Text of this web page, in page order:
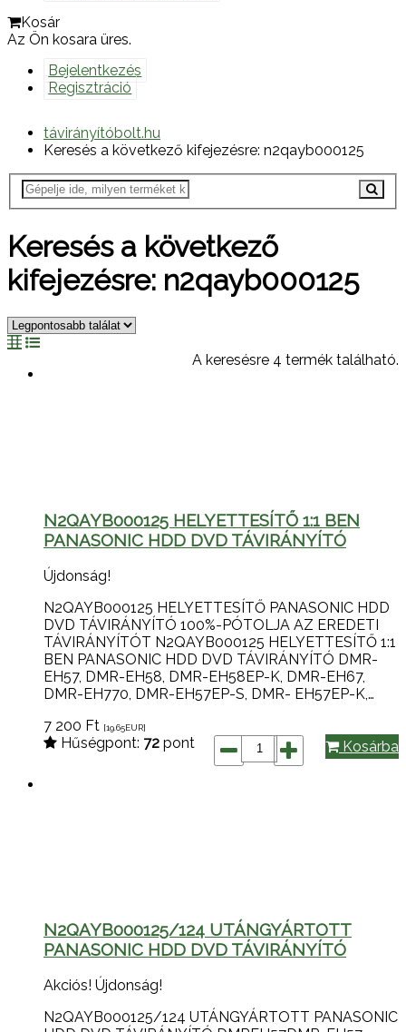
Kosár
Az Ön kosara üres.
Bejelentkezés
Regisztráció
távirányítóbolt.hu
Keresés a következő kifejezésre: n2qayb000125
Keresés a következő
kifejezésre: n2qayb000125
A keresésre 4 termék található.
N2QAYB000125 HELYETTESÍTŐ 1:1 BEN
PANASONIC HDD DVD TÁVIRÁNYÍTÓ
Újdonság!
N2QAYB000125 HELYETTESÍTŐ PANASONIC HDD
DVD TÁVIRÁNYÍTÓ 100%-PÓTOLJA AZ EREDETI
TÁVIRÁNYÍTÓT N2QAYB000125 HELYETTESÍTŐ 1:1
BEN PANASONIC HDD DVD TÁVIRÁNYÍTÓ DMR-
EH57, DMR-EH58, DMR-EH58EP-K, DMR-EH67,
DMR-EH770, DMR-EH57EP-S, DMR- EH57EP-K,…
7 200 Ft [19.65EUR]
Hűségpont: 72 pont Kosárba
N2QAYB000125/124 UTÁNGYÁRTOTT
PANASONIC HDD DVD TÁVIRÁNYÍTÓ
Akciós! Újdonság!
N2QAYB000125/124 UTÁNGYÁRTOTT PANASONIC